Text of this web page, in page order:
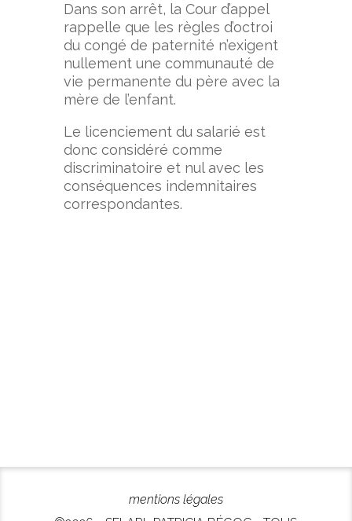
Dans son arrêt, la Cour d’appel
rappelle que les règles d’octroi
du congé de paternité n’exigent
nullement une communauté de
vie permanente du père avec la
mère de l’enfant.
Le licenciement du salarié est
donc considéré comme
discriminatoire et nul avec les
conséquences indemnitaires
correspondantes.
mentions légales